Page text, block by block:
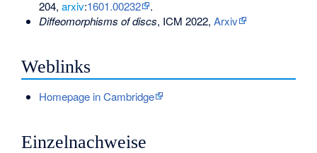
204, arxiv:1601.00232
.
Diffeomorphisms of discs, ICM 2022, Arxiv
Weblinks
Homepage in Cambridge
Einzelnachweise